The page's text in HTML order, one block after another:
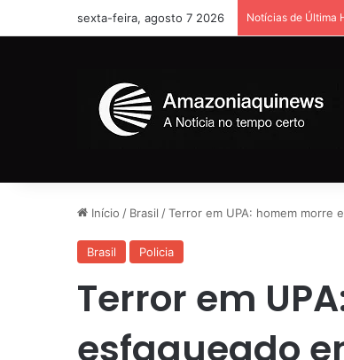
sexta-feira, agosto 7 2026 Notícias de Última
Início / Brasil /Terror em UPA: homem morre
Brasil Policia
Terror em
esfaqueado